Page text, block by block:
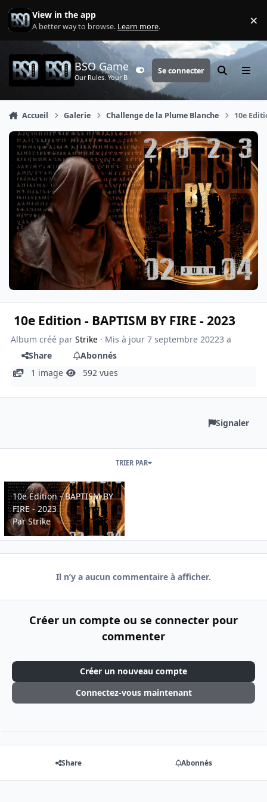
Aller au contenu
View in the app
A better way to browse. Learn more. ×
BSO Games
Our Rules. Your Battle.Customizer
Se connecter Rechercher
Menu
Accueil Galerie Challenge de la Plume Blanche 10e
10e Edition - BAPTISM BY FIRE - 2023
Album créé parStrike · Mis à jour7 septembre 20223 a
Share
Abonnés
1 image
592 vues
Signaler
TRIER PAR
10e Edition - BAPTISM BY FIRE - 2023
10e Edition - BAPTISM BY
FIRE - 2023
ParStrike
Il n’y a aucun commentaire à afficher.
Créer un compte ou se connecter pour
commenter
Créer un nouveau compte
Connectez-vous maintenant
Share Abonnés